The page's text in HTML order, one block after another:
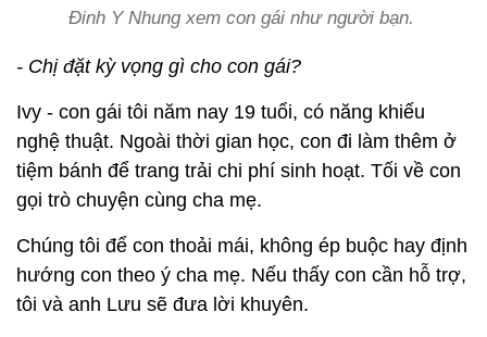
Đinh Y Nhung xem con gái như người bạn.
- Chị đặt kỳ vọng gì cho con gái?
Ivy - con gái tôi năm nay 19 tuổi, có năng khiếu
nghệ thuật. Ngoài thời gian học, con đi làm thêm ở
tiệm bánh để trang trải chi phí sinh hoạt. Tối về con
gọi trò chuyện cùng cha mẹ.
Chúng tôi để con thoải mái, không ép buộc hay định
hướng con theo ý cha mẹ. Nếu thấy con cần hỗ trợ,
tôi và anh Lưu sẽ đưa lời khuyên.